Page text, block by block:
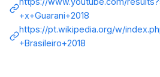
+x+Guarani+2018
https://pt.wikipedia.org/w/
+Brasileiro+2018